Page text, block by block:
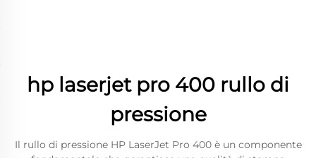
hp laserjet pro 400 rullo di
pressione
Il rullo di pressione HP LaserJet Pro 400 è un componente